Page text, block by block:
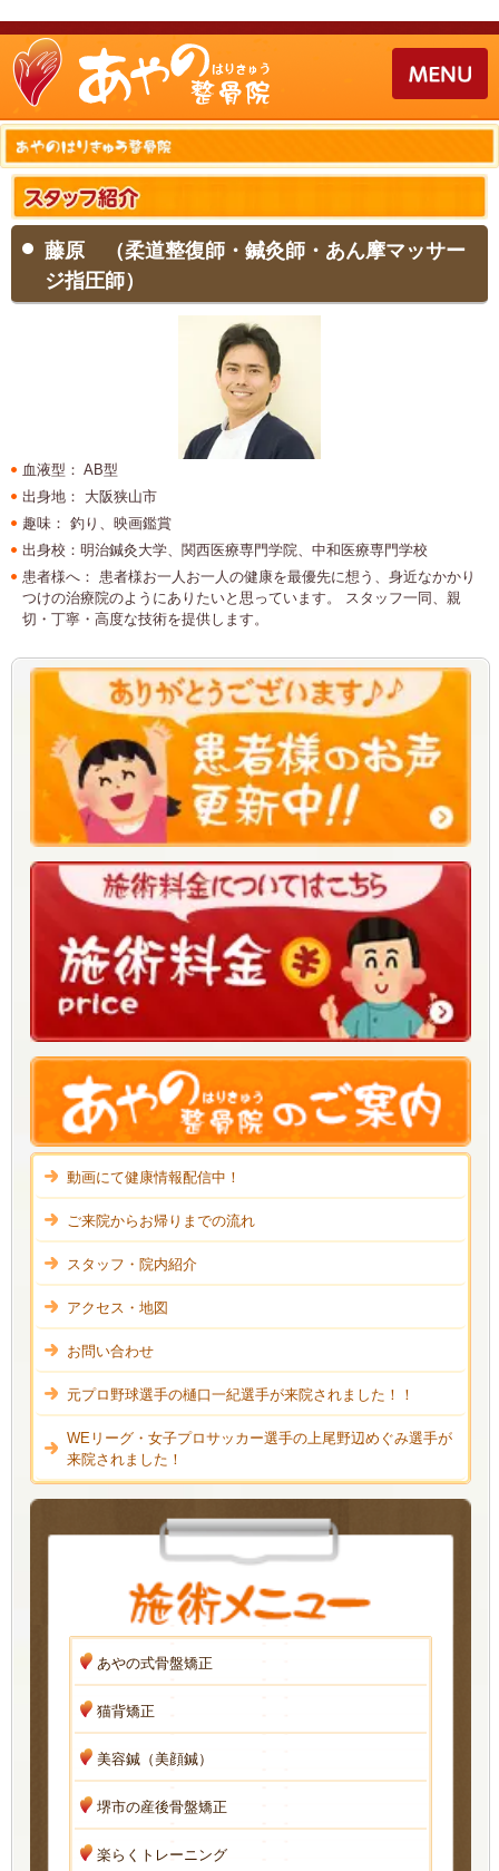
藤原 （柔道整復師・鍼灸師・あん摩マッサー
ジ指圧師）
血液型 ： AB型
出身地 ： 大阪狭山市
趣味 ： 釣り、映画鑑賞
出身校 ：明治鍼灸大学、関西医療専門学院、中和医療専門学校
患者様へ ： 患者様お一人お一人の健康を最優先に想う、身近なかかり
つけの治療院のようにありたいと思っています。 スタッフ一同、親
切・丁寧・高度な技術を提供します。
動画にて健康情報配信中！
ご来院からお帰りまでの流れ
スタッフ・院内紹介
アクセス・地図
お問い合わせ
元プロ野球選手の樋口一紀選手が来院されました！！
WEリーグ・女子プロサッカー選手の上尾野辺めぐみ選手が
来院されました！
あやの式骨盤矯正
猫背矯正
美容鍼（美顔鍼）
堺市の産後骨盤矯正
楽らくトレーニング